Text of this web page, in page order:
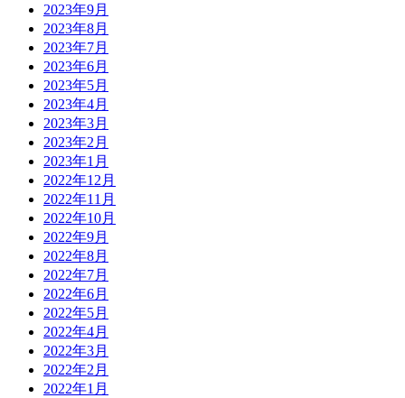
2023年9月
2023年8月
2023年7月
2023年6月
2023年5月
2023年4月
2023年3月
2023年2月
2023年1月
2022年12月
2022年11月
2022年10月
2022年9月
2022年8月
2022年7月
2022年6月
2022年5月
2022年4月
2022年3月
2022年2月
2022年1月